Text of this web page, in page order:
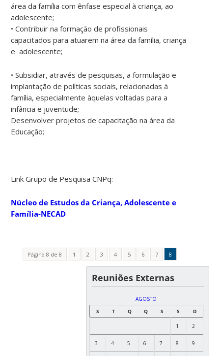
área da família com ênfase especial à criança, ao
adolescente;
• Contribuir na formação de profissionais
capacitados para atuarem na área da família, criança
e adolescente;
• Subsidiar, através de pesquisas, a formulação e
implantação de políticas sociais, relacionadas à
família, especialmente àquelas voltadas para a
infância e juventude;
Desenvolver projetos de capacitação na área da
Educação;
Link Grupo de Pesquisa CNPq:
Núcleo de Estudos da Criança, Adolescente e
Família-NECAD
Página 8 de 8 1 2 3 4 5 6 7 8
Reuniões Externas
AGOSTO
S
T Q Q S S D
1 2
3 4 5 6 7 8 9